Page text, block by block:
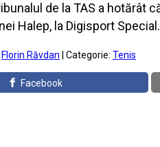
de la TAS a hotărât
Halep, la Digisport
Florin Răvdan | Categorie: Tenis
Facebook